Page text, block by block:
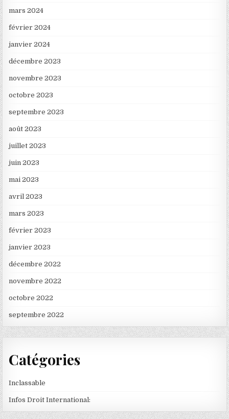
mars 2024
février 2024
janvier 2024
décembre 2023
novembre 2023
octobre 2023
septembre 2023
août 2023
juillet 2023
juin 2023
mai 2023
avril 2023
mars 2023
février 2023
janvier 2023
décembre 2022
novembre 2022
octobre 2022
septembre 2022
Catégories
Inclassable
Infos Droit International: